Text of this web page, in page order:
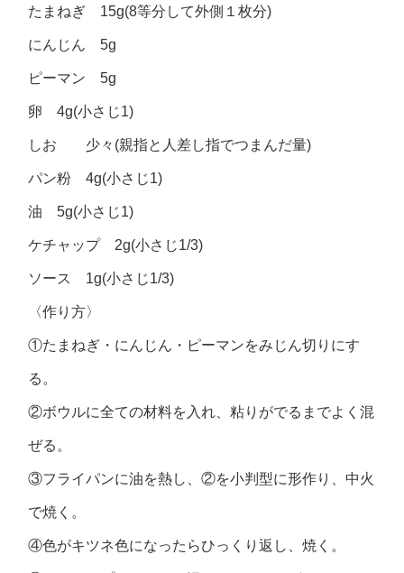
たまねぎ 15g(8等分して外側１枚分)
にんじん 5g
ピーマン 5g
卵 4g(小さじ1)
しお 少々(親指と人差し指でつまんだ量)
パン粉 4g(小さじ1)
油 5g(小さじ1)
ケチャップ 2g(小さじ1/3)
ソース 1g(小さじ1/3)
〈作り方〉
①たまねぎ・にんじん・ピーマンをみじん切りにす
る。
②ボウルに全ての材料を入れ、粘りがでるまでよく混
ぜる。
③フライパンに油を熱し、②を小判型に形作り、中火
で焼く。
④色がキツネ色になったらひっくり返し、焼く。